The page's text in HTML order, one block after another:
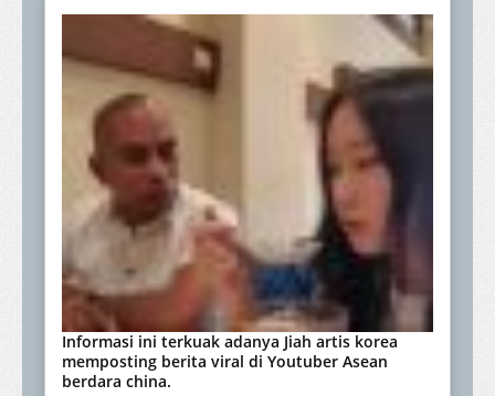
Informasi ini terkuak adanya Jiah artis korea
memposting berita viral di Youtuber Asean
berdara china.